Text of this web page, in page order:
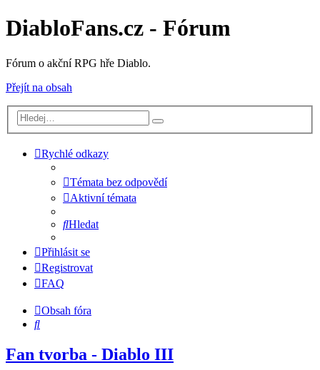
DiabloFans.cz - Fórum
Fórum o akční RPG hře Diablo.
Přejít na obsah
Rychlé odkazy
Témata bez odpovědí
Aktivní témata
Hledat
Přihlásit se
Registrovat
FAQ
Obsah fóra
Hledat
Fan tvorba - Diablo III